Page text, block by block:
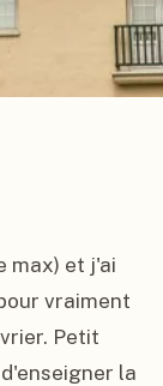
max) et j'ai
vraiment
Petit
la